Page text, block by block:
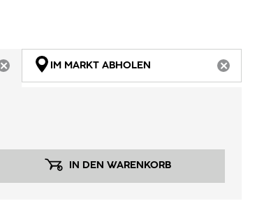
ARTIKEL NICHT VERFÜGBAR
IM MARKT ABHOLEN
IN DEN WARENKORB